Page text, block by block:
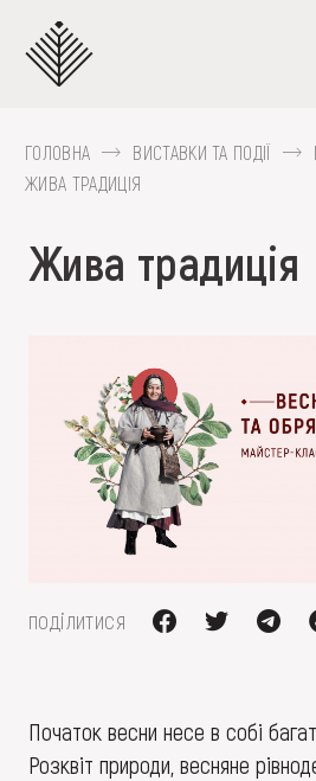
основного
вмісту
ПРО МУЗЕЙ
ВИСТАВКИ ТА ПОДІЇ
ВІДВІДАТИ
НАВЧИТИСЯ
ПОСЛУГИ
FAQ
ПІДТРИМАТИ
ГОЛОВНА ВИСТАВКИ ТА ПОДІЇ
ЖИВА ТРАДИЦІЯ
Жива традиція
поділитися
Початок весни несе в собі
Розквіт природи, весняне